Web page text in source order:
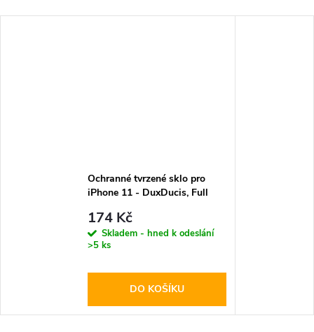
Ochranné tvrzené sklo pro
iPhone 11 - DuxDucis, Full
174 Kč
Skladem - hned k odeslání
>5 ks
DO KOŠÍKU